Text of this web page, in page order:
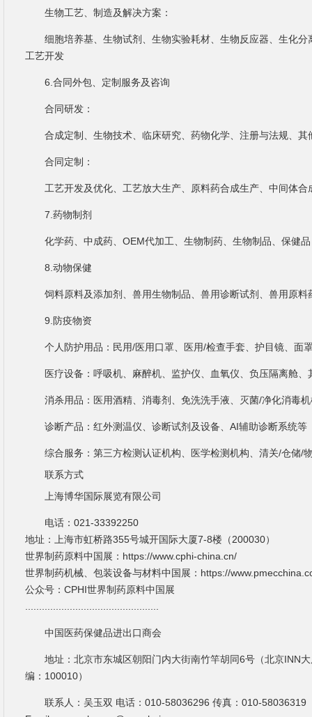
生物工艺、制造及解决方案：
细胞培养基、生物试剂、生物实验耗材、生物反应器、生化
工艺开发
6.合同外包、定制服务及咨询
合同研发：
合成定制、生物技术、临床研究、药物化学、注册与法规、其
合同定制：
工艺开发及优化、工艺放大生产、原料药合成生产、中间体合
7.药物制剂
化学药、中成药、OEM代加工、生物制药、生物制品、保健品
8.动物保健
饲料原料及添加剂、兽用生物制品、兽用诊断试剂、兽用原
9.防疫物资
个人防护用品：民用/医用口罩、医用/检查手套、护目镜、面
医疗设备：呼吸机、麻醉机、监护仪、血氧仪、负压隔离舱、
消杀用品：医用酒精、消毒剂、免洗洗手液、灭菌/净化消毒
诊断产品：红外测温仪、诊断试剂及设备、AI辅助诊断系统等
综合服务：第三方检测认证机构、医学检测机构、清关/仓储/
联系方式
上海博华国际展览有限公司
电话：021-33392250
地址：上海市虹桥路355号城开国际大厦7-8楼（200030）
世界制药原料中国展：https://www.cphi-china.cn/
世界制药机械、包装设备与材料中国展：https://
公众号：CPHI世界制药原料中国展
中国医药保健品进出口商会
地址：北京市东城区朝阳门内大街南竹竿胡同6号（北京INN
编：100010）
联系人：吴玉双 电话：010-58036296 传真：010-58036319